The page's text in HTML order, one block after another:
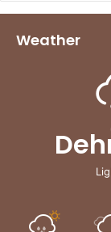
Weather